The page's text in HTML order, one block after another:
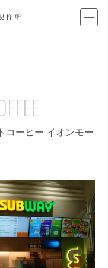
コーヒー イオンモー